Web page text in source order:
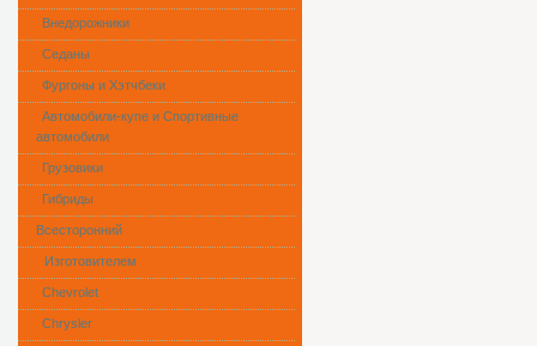
Внедорожники
Седаны
Фургоны и Хэтчбеки
Автомобили-купе и Спортивные
автомобили
Грузовики
Гибриды
Всесторонний
Изготовителем
Сhevrolet
Chrysler